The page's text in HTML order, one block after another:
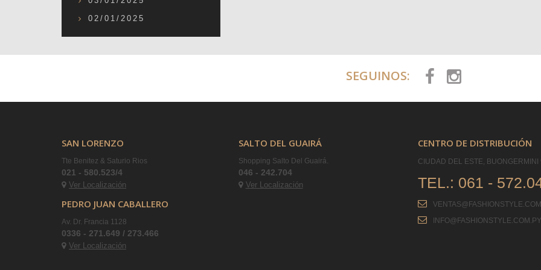
02/01/2025
SEGUINOS:
SAN LORENZO
Tte Benitez & Saturio Rios
021 - 580.523/4
Ver Localización
PEDRO JUAN CABALLERO
Av. Dr. Francia 1128
0336 - 271.649 / 273.466
Ver Localización
SALTO DEL GUAIRÁ
Shopping Salto Del Guairá.
046 - 242.704
Ver Localización
CENTRO DE DISTRIBUCIÓN
CIUDAD DEL ESTE, BUONGERMINI
TEL.: 061 -
INFO@FASHIONSTYLE.COM.PY